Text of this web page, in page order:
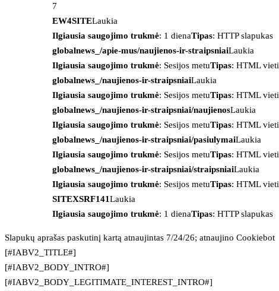
7
EW4SITELaukia
Ilgiausia saugojimo trukmė: 1 dienaTipas: HTTP slapukas
globalnews_/apie-mus/naujienos-ir-straipsniaiLaukia
Ilgiausia saugojimo trukmė: Sesijos metuTipas: HTML
globalnews_/naujienos-ir-straipsniaiLaukia
Ilgiausia saugojimo trukmė: Sesijos metuTipas: HTML
globalnews_/naujienos-ir-straipsniai/naujienosLaukia
Ilgiausia saugojimo trukmė: Sesijos metuTipas: HTML
globalnews_/naujienos-ir-straipsniai/pasiulymaiLaukia
Ilgiausia saugojimo trukmė: Sesijos metuTipas: HTML
globalnews_/naujienos-ir-straipsniai/straipsniaiLaukia
Ilgiausia saugojimo trukmė: Sesijos metuTipas: HTML
SITEXSRF141Laukia
Ilgiausia saugojimo trukmė: 1 dienaTipas: HTTP slapukas
Slapukų aprašas paskutinį kartą atnaujintas 7/24/26; atnaujino Cookiebot
[#IABV2_TITLE#]
[#IABV2_BODY_INTRO#]
[#IABV2_BODY_LEGITIMATE_INTEREST_INTRO#]